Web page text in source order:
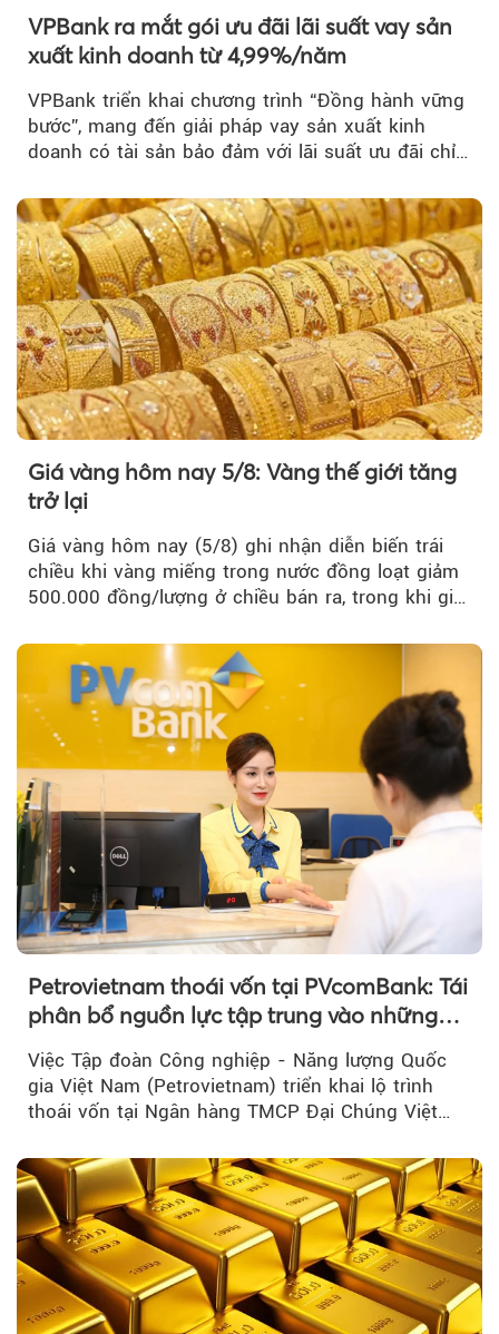
VPBank ra mắt gói ưu đãi lãi suất vay sản
xuất kinh doanh từ 4,99%/năm
VPBank triển khai chương trình “Đồng hành vững
bước”, mang đến giải pháp vay sản xuất kinh
doanh có tài sản bảo đảm với lãi suất ưu đãi chỉ
Giá vàng hôm nay 5/8: Vàng thế giới tăng
trở lại
Giá vàng hôm nay (5/8) ghi nhận diễn biến trái
chiều khi vàng miếng trong nước đồng loạt giảm
500.000 đồng/lượng ở chiều bán ra, trong khi giá
thương hiệu.
Petrovietnam thoái vốn tại PVcomBank: Tái
phân bổ nguồn lực tập trung vào những
Việc Tập đoàn Công nghiệp - Năng lượng Quốc
gia Việt Nam (Petrovietnam) triển khai lộ trình
thoái vốn tại Ngân hàng TMCP Đại Chúng Việt